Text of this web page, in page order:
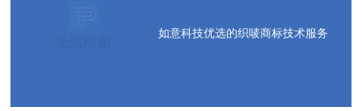
如意科技优选的织唛商标技术服务